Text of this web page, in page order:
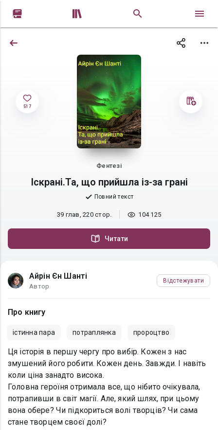
 
517
Фентезі
Іскрані.Та, що прийшла із-за грані
Повний текст
39 глав, 220 стор. 104 125
Читати
Айрін Єн Шанті
Автор
Відстежувати
Про книгу
істинна пара потраплянка пророцтво
Ця історія в першу чергу про вибір. Кожен з нас
змушений його робити. Кожен день. Завжди. І навіть
коли ціна занадто висока.
Головна героїня отримала все, що нібито очікувала,
потрапивши в світ магії. Але, який шлях, при цьому
вона обере? Чи підкориться волі творців? Чи сама
стане творцем своєї долі?